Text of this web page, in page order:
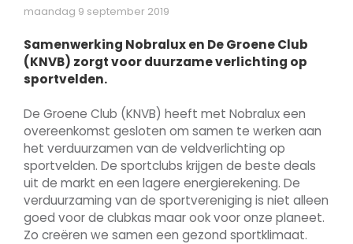
maandag 9 september 2019
Samenwerking Nobralux en De Groene Club
(KNVB) zorgt voor duurzame verlichting op
sportvelden.
De Groene Club (KNVB) heeft met Nobralux een
overeenkomst gesloten om samen te werken aan
het verduurzamen van de veldverlichting op
sportvelden. De sportclubs krijgen de beste deals
uit de markt en een lagere energierekening. De
verduurzaming van de sportvereniging is niet alleen
goed voor de clubkas maar ook voor onze planeet.
Zo creëren we samen een gezond sportklimaat.